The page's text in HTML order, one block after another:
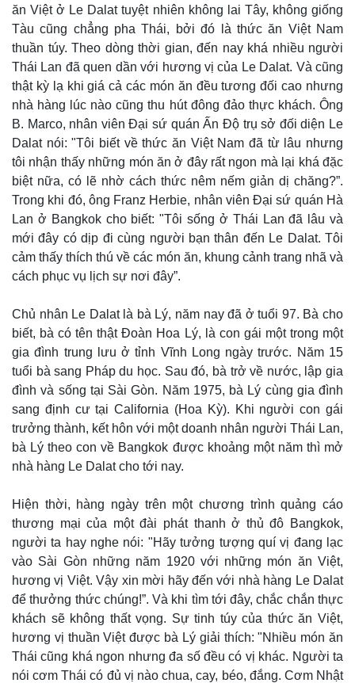
Thế giới
Quan sát
Cuộc sống đó đây
Hồ sơ
Multimedia
Video
Ảnh
E-Magazine
Infographic
ăn Việt ở Le Dalat tuyệt nhiên không lai Tây, không giống
Tàu cũng chẳng pha Thái, bởi đó là thức ăn Việt Nam
thuần túy. Theo dòng thời gian, đến nay khá nhiều người
Thái Lan đã quen dần với hương vị của Le Dalat. Và cũng
thật kỳ lạ khi giá cả các món ăn đều tương đối cao nhưng
nhà hàng lúc nào cũng thu hút đông đảo thực khách. Ông
B. Marco, nhân viên Đại sứ quán Ấn Độ trụ sở đối diện Le
Dalat nói: "Tôi biết về thức ăn Việt Nam đã từ lâu nhưng
tôi nhận thấy những món ăn ở đây rất ngon mà lại khá đặc
biệt nữa, có lẽ nhờ cách thức nêm nếm giản dị chăng?”.
Trong khi đó, ông Franz Herbie, nhân viên Đại sứ quán Hà
Lan ở Bangkok cho biết: "Tôi sống ở Thái Lan đã lâu và
mới đây có dịp đi cùng người bạn thân đến Le Dalat. Tôi
cảm thấy thích thú về các món ăn, khung cảnh trang nhã và
cách phục vụ lịch sự nơi đây”.
Chủ nhân Le Dalat là bà Lý, năm nay đã ở tuổi 97. Bà cho
biết, bà có tên thật Đoàn Hoa Lý, là con gái một trong một
gia đình trung lưu ở tỉnh Vĩnh Long ngày trước. Năm 15
tuổi bà sang Pháp du học. Sau đó, bà trở về nước, lập gia
đình và sống tại Sài Gòn. Năm 1975, bà Lý cùng gia đình
sang định cư tại California (Hoa Kỳ). Khi người con gái
trưởng thành, kết hôn với một doanh nhân người Thái Lan,
bà Lý theo con về Bangkok được khoảng một năm thì mở
nhà hàng Le Dalat cho tới nay.
Hiện thời, hàng ngày trên một chương trình quảng cáo
thương mại của một đài phát thanh ở thủ đô Bangkok,
người ta hay nghe nói: "Hãy tưởng tượng quí vị đang lạc
vào Sài Gòn những năm 1920 với những món ăn Việt,
hương vị Việt. Vậy xin mời hãy đến với nhà hàng Le Dalat
để thưởng thức chúng!”. Và khi tìm tới đây, chắc chắn thực
khách sẽ không thất vọng. Sự tinh túy của thức ăn Việt,
hương vị thuần Việt được bà Lý giải thích: "Nhiều món ăn
Thái cũng khá ngon nhưng đa số đều có vị khác. Người ta
nói cơm Thái có đủ vị nào chua, cay, béo, đắng. Cơm Nhật